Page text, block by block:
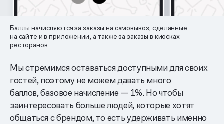
Баллы начисляются за заказы на самовывоз, сделанные
на сайте и в приложении, а также за заказы в киосках
ресторанов
Мы стремимся оставаться доступными для своих
гостей, поэтому не можем давать много
баллов, базовое начисление — 1%. Но чтобы
заинтересовать больше людей, которые хотят
общаться с брендом, то есть удерживать именно